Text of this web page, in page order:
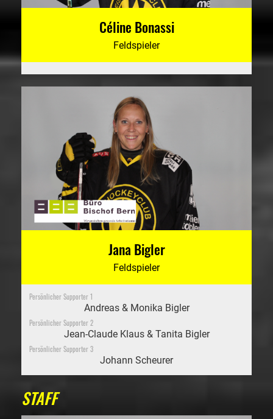
Céline Bonassi
Feldspieler
Jana Bigler
Feldspieler
Persönlicher Supporter 1
Andreas & Monika Bigler
Persönlicher Supporter 2
Jean-Claude Klaus & Tanita Bigler
Persönlicher Supporter 3
Johann Scheurer
STAFF